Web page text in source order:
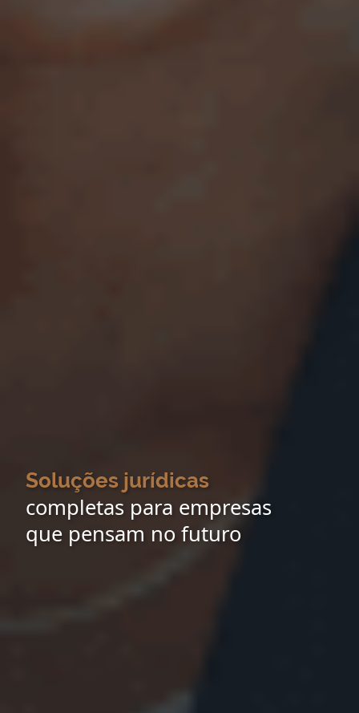
Soluções jurídicas
completas para empresas
que pensam no futuro